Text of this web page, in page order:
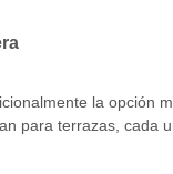
la opción
para terrazas, cada